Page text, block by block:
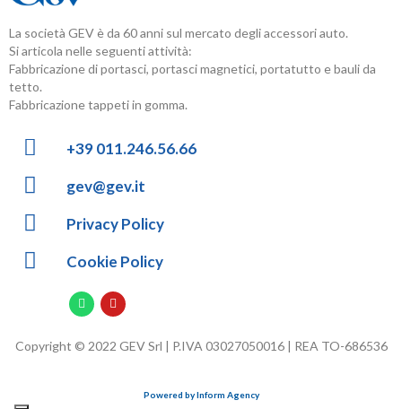
La società GEV è da 60 anni sul mercato degli accessori auto.
Si articola nelle seguenti attività:
Fabbricazione di portasci, portasci magnetici, portatutto e bauli da
tetto.
Fabbricazione tappeti in gomma.
+39 011.246.56.66
gev@gev.it
Privacy Policy
Cookie Policy
Copyright © 2022 GEV Srl | P.IVA 03027050016 | REA TO-686536
Powered by Inform Agency